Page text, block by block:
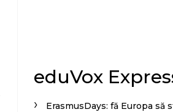
eduVox
ErasmusDays: fă Europa să